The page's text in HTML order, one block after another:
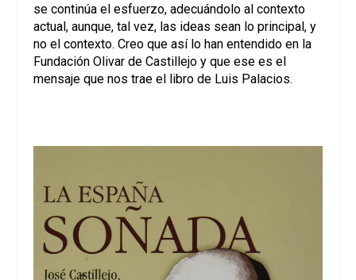
se continúa el esfuerzo, adecuándolo al contexto
actual, aunque, tal vez, las ideas sean lo principal, y
no el contexto. Creo que así lo han entendido en la
Fundación Olivar de Castillejo y que ese es el
mensaje que nos trae el libro de Luis Palacios.